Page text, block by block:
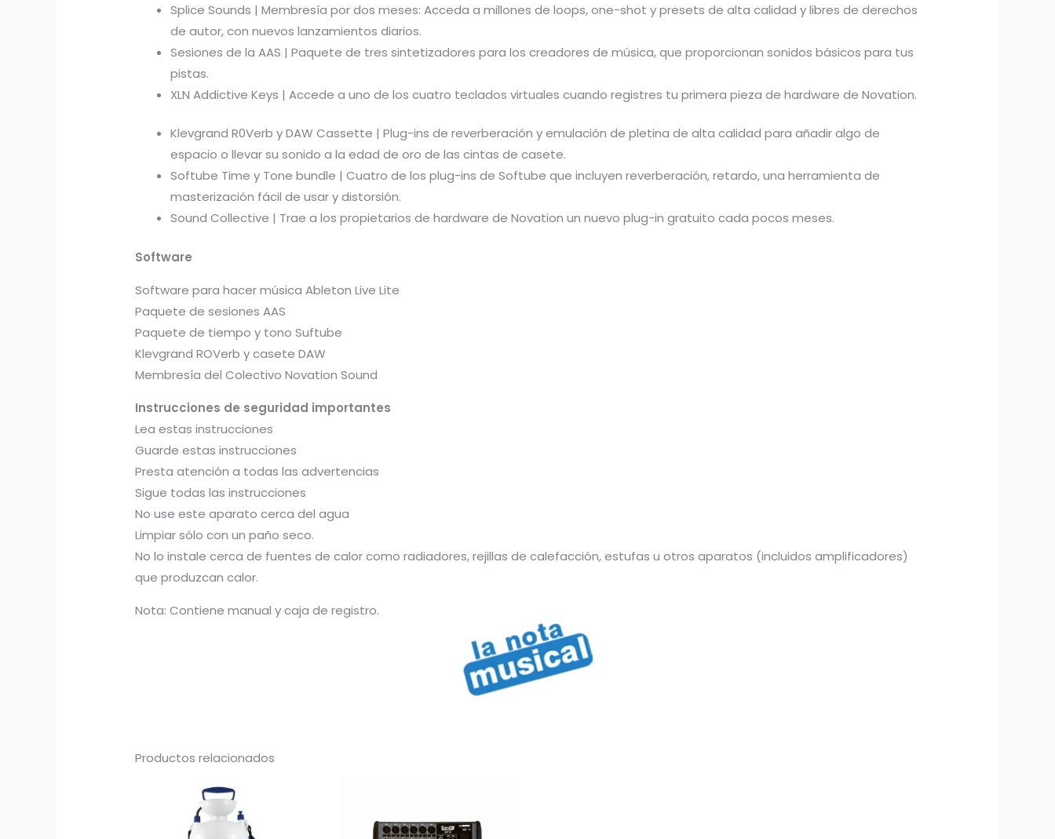
Splice Sounds | Membresía por dos meses: Acceda a millones de loops, one-shot y presets de alta calidad y libres de derechos
de autor, con nuevos lanzamientos diarios.
Sesiones de la AAS | Paquete de tres sintetizadores para los creadores de música, que proporcionan sonidos básicos para tus
pistas.
XLN Addictive Keys | Accede a uno de los cuatro teclados virtuales cuando registres tu primera pieza de hardware de Novation.
Klevgrand R0Verb y DAW Cassette | Plug-ins de reverberación y emulación de pletina de alta calidad para añadir algo de
espacio o llevar su sonido a la edad de oro de las cintas de casete.
Softube Time y Tone bundle | Cuatro de los plug-ins de Softube que incluyen reverberación, retardo, una herramienta de
masterización fácil de usar y distorsión.
Sound Collective | Trae a los propietarios de hardware de Novation un nuevo plug-in gratuito cada pocos meses.
Software
Software para hacer música Ableton Live Lite
Paquete de sesiones AAS
Paquete de tiempo y tono Suftube
Klevgrand ROVerb y casete DAW
Membresía del Colectivo Novation Sound
Instrucciones de seguridad importantes
Lea estas instrucciones
Guarde estas instrucciones
Presta atención a todas las advertencias
Sigue todas las instrucciones
No use este aparato cerca del agua
Limpiar sólo con un paño seco.
No lo instale cerca de fuentes de calor como radiadores, rejillas de calefacción, estufas u otros aparatos (incluidos amplificadores)
que produzcan calor.
Nota: Contiene manual y caja de registro.
Productos relacionados